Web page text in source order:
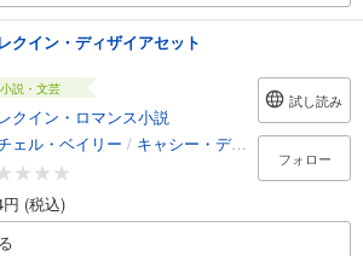
クイン・ディザイアセット
小説・文芸
クイン・ロマンス小説
ェル・ベイリー / キャシー・ディノスキー /八坂
円 (税込)
試し読み
フォロー